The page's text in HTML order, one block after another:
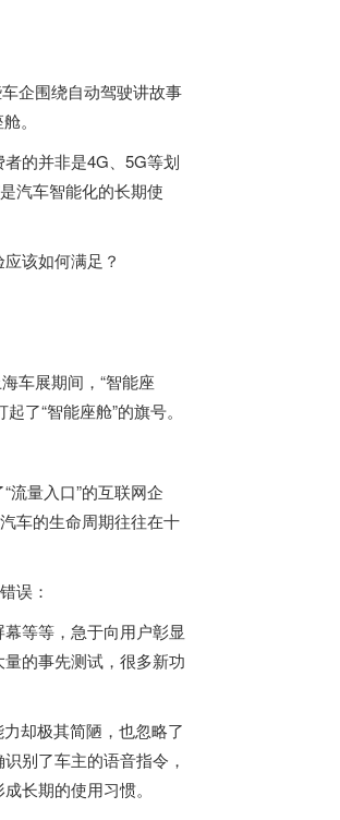
企围绕自动驾驶讲故事
。
的并非是4G、5G等划
汽车智能化的长期使
该如何满足？
车展期间，“智能座
了“智能座舱”的旗号。
流量入口”的互联网企
车的生命周期往往在十
误：
等等，急于向用户彰显
的事先测试，很多新功
却极其简陋，也忽略了
别了车主的语音指令，
长期的使用习惯。